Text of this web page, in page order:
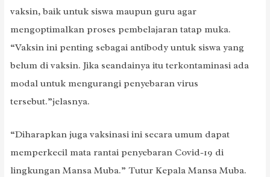
vaksin, baik untuk siswa maupun guru agar
mengoptimalkan proses pembelajaran tatap muka.
“Vaksin ini penting sebagai antibody untuk siswa yang
belum di vaksin. Jika seandainya itu terkontaminasi ada
modal untuk mengurangi penyebaran virus
tersebut.”jelasnya.
“Diharapkan juga vaksinasi ini secara umum dapat
memperkecil mata rantai penyebaran Covid-19 di
lingkungan Mansa Muba.” Tutur Kepala Mansa Muba.